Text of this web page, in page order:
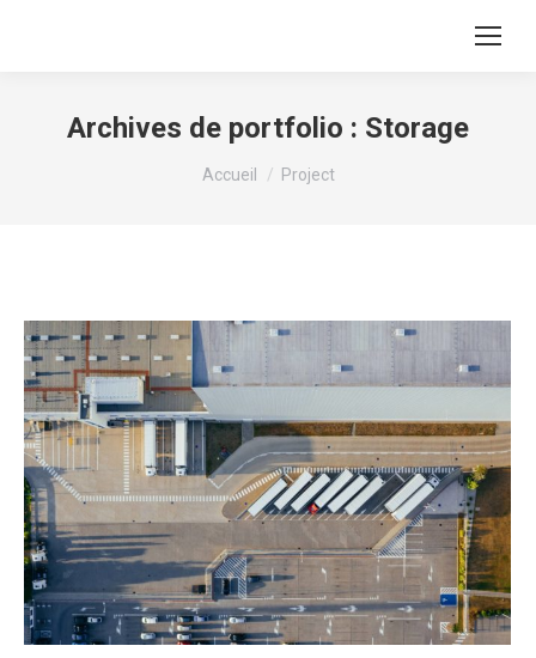
Archives de portfolio : Storage
Vous êtes ici :
Accueil Project